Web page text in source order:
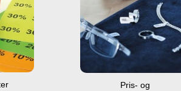
Pris- og